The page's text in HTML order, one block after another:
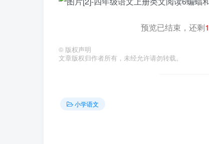
预览已结束，还剩1
© 版权声明
文章版权归作者所有，未经允许请勿转载。
小学语文